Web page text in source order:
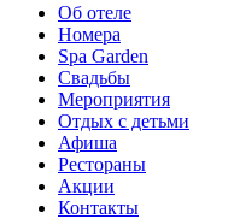
Об отеле
Номера
Spa Garden
Свадьбы
Мероприятия
Отдых с детьми
Афиша
Рестораны
Акции
Контакты